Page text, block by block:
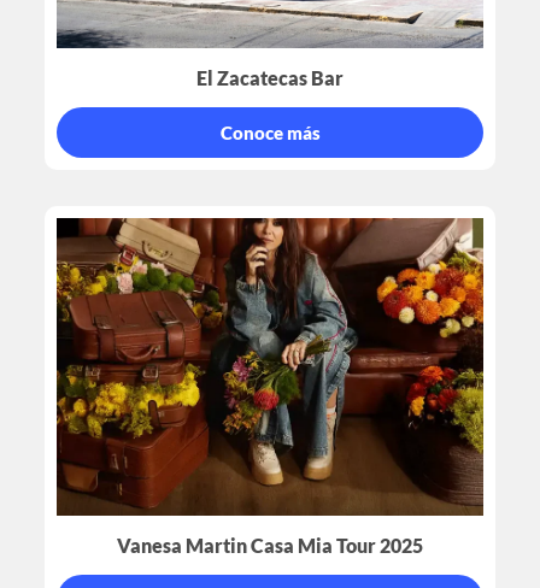
El Zacatecas Bar
Conoce más
Vanesa Martin Casa Mia Tour 2025